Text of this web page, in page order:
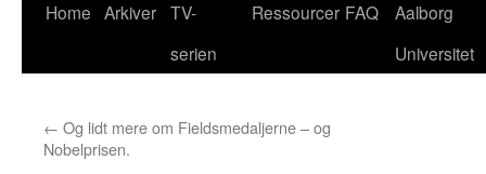
Home Arkiver TV-
serien
Ressourcer FAQ
Aalborg
Universitet
← Og lidt mere om Fieldsmedaljerne – og
Nobelprisen.